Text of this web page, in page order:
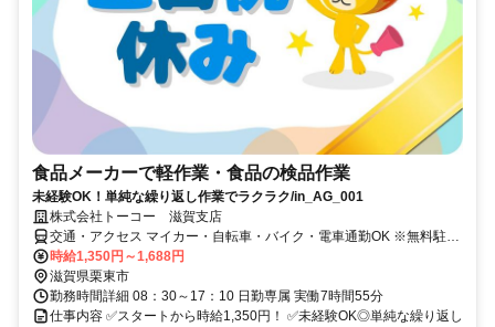
食品メーカーで軽作業・食品の検品作業
未経験OK！単純な繰り返し作業でラクラク/in_AG_001
株式会社トーコー 滋賀支店
交通・アクセス マイカー・自転車・バイク・電車通勤OK ※無料駐車
場完備
時給1,350円～1,688円
滋賀県栗東市
勤務時間詳細 08：30～17：10 日勤専属 実働7時間55分
仕事内容 ✅スタートから時給1,350円！ ✅未経験OK◎単純な繰り返し